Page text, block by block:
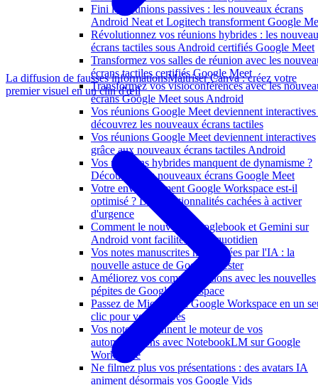
Fini les réunions passives : les nouveaux écrans
Android Neat et Logitech transforment Google
Révolutionnez vos réunions hybrides : les
écrans tactiles sous Android certifiés Google Meet
Transformez vos salles de réunion avec les
écrans tactiles certifiés Google Meet
Transformez vos visioconférences avec les
écrans Google Meet sous Android
Vos réunions Google Meet deviennent interactives
découvrez les nouveaux écrans tactiles
Vos réunions Google Meet deviennent interactives
grâce aux nouveaux écrans tactiles Android
Vos réunions hybrides manquent de dynamisme ?
Découvrez les nouveaux écrans Google Meet
Votre environnement Google Workspace est-il
optimisé ? Les fonctionnalités cachées à activer
d'urgence
Comment le nouveau Googlebook et Gemini sur
Android vont faciliter votre quotidien
Vos notes manuscrites numérisées par l'IA : la
nouvelle astuce de Google à tester
Améliorez vos communications avec les nouvelles
pépites de Google Workspace
Passez de Microsoft à Google Workspace en un
clic pour vos équipes
Vos notes deviennent le moteur de vos
automatisations avec NotebookLM sur Google
Workspace
Ne filmez plus vos présentations : des avatars IA
animent désormais vos Google Vids
La diffusion de fausses informationsMaîtriser Canva : créez votre
premier visuel en un clin d'œil